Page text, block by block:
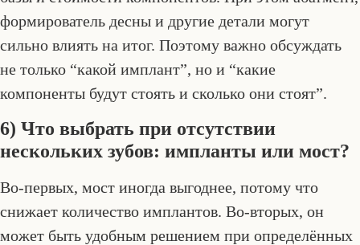
формирователь десны и другие детали могут
сильно влиять на итог. Поэтому важно обсуждать
не только “какой имплант”, но и “какие
компоненты будут стоять и сколько они стоят”.
6) Что выбрать при отсутствии
нескольких зубов: импланты или мост?
Во-первых, мост иногда выгоднее, потому что
снижает количество имплантов. Во-вторых, он
может быть удобным решением при определённых